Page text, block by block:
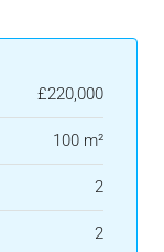
£220,000
100 m²
2
2